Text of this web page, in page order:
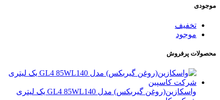
موجودی
تخفیف
موجود
محصولات پرفروش
واسکازین(روغن گیربکس) مدل GL4 85WL140 یک لیتری